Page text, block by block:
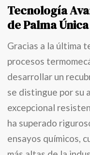
Tecnología
de Palma Única
Gracias a la última
procesos
desarrollar un
se distingue por su
excepcional
ha superado
ensayos químicos,